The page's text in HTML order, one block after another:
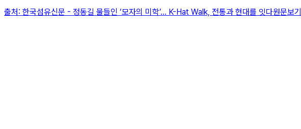
출처: 한국섬유신문 - 정동길 물들인 ‘모자의 미학’… K-Hat Walk, 전통과 현대를 잇다원문보기